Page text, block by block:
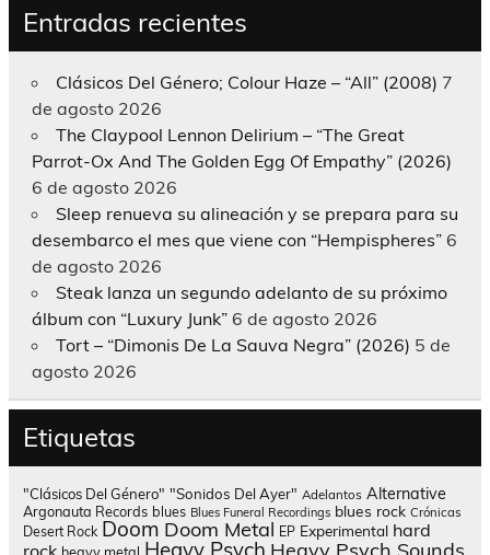
Entradas recientes
Clásicos Del Género; Colour Haze – “All” (2008) 7
de agosto 2026
The Claypool Lennon Delirium – “The Great
Parrot-Ox And The Golden Egg Of Empathy” (2026)
6 de agosto 2026
Sleep renueva su alineación y se prepara para su
desembarco el mes que viene con “Hempispheres” 6
de agosto 2026
Steak lanza un segundo adelanto de su próximo
álbum con “Luxury Junk” 6 de agosto 2026
Tort – “Dimonis De La Sauva Negra” (2026) 5 de
agosto 2026
Etiquetas
"Clásicos Del Género" "Sonidos Del Ayer" Adelantos Alternative
Argonauta Records blues Blues Funeral Recordings blues rock Crónicas
Desert Rock Doom Doom Metal EP Experimental hard
rock
Heavy Psych